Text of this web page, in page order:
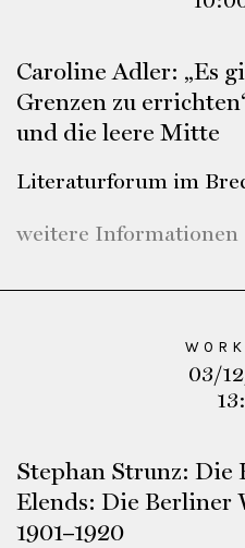
Caroline Adler: „Es
Grenzen zu
und die leere Mitte
Literaturforum im
weitere
03/
Stephan Strunz: Die
Elends: Die Berliner
1901–1920